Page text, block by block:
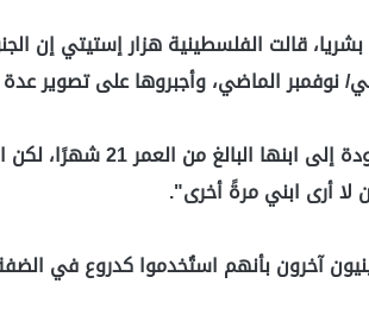
قالت الفلسطينية هزار إستيتي إن
نوفمبر الماضي، وأجبروها على تصوير
ولفتت أنها توسلت
لا أرى ابني مرةً أخرى".
آخرون بأنهم استُخدموا كدروع في